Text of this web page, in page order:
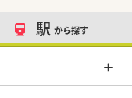
駅 から探す